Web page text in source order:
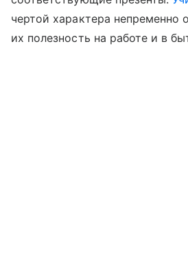
чертой характера непременно
их полезность на работе и в